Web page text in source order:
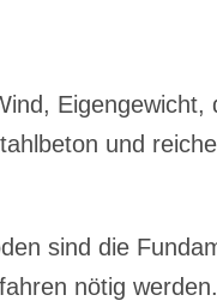
und
sind die
nötig